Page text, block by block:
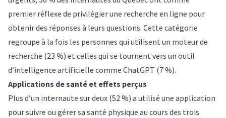
premier réflexe de privilégier une recherche en ligne pour
obtenir des réponses à leurs questions. Cette catégorie
regroupe à la fois les personnes qui utilisent un moteur de
recherche (23 %) et celles qui se tournent vers un outil
d’intelligence artificielle comme ChatGPT (7 %).
Applications de santé et effets perçus
Plus d’un internaute sur deux (52 %) a utilisé une application
pour suivre ou gérer sa santé physique au cours des trois